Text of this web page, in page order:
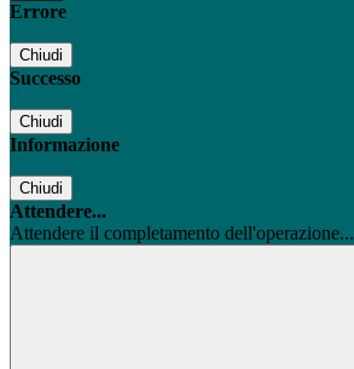
Errore
Chiudi
Successo
Chiudi
Informazione
Chiudi
Attendere...
Attendere il completamento dell'operazione...